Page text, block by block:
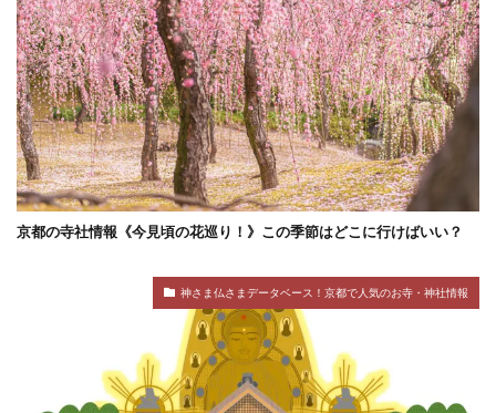
京都の寺社情報《今見頃の花巡り！》この季節はどこに行けばいい？
神さま仏さまデータベース！京都で人気のお寺・神社情報